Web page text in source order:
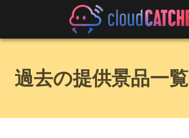
過去の提供景品一覧